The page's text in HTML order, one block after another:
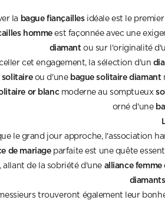
la bague fiançaillesidéale est le premier
hommeest façonnée avec une
diamant ou sur l'originalité
cet engagement, la sélection d'un
ou d'une bague solitaire diamant
or blancmoderne au somptueux
orné d'une
le grand jour approche, l'association
de mariageparfaite est une quête
allant de la sobriété d'une alliance femme
diamants
trouveront également leur